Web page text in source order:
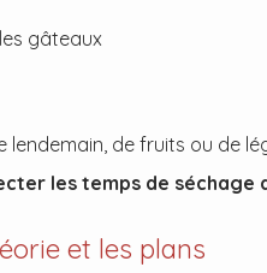
gâteaux
lendemain, de fruits ou de
les temps de
et les plans